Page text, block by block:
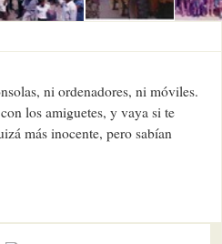
ni ordenadores, ni móviles.
los amiguetes, y vaya si te
más inocente, pero sabían